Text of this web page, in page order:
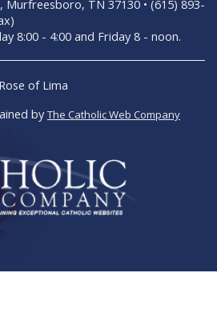
Murfreesboro, TN 37130 • (615) 893-
8:00 - 4:00 and Friday 8 - noon.
of Lima
byThe Catholic Web Company